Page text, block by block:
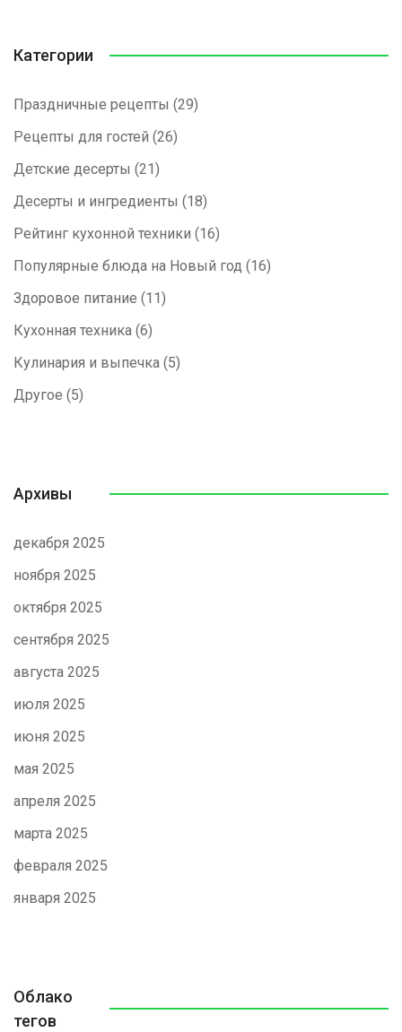
Категории
Праздничные рецепты (29)
Рецепты для гостей (26)
Детские десерты (21)
Десерты и ингредиенты (18)
Рейтинг кухонной техники (16)
Популярные блюда на Новый год (16)
Здоровое питание (11)
Кухонная техника (6)
Кулинария и выпечка (5)
Другое (5)
Архивы
декабря 2025
ноября 2025
октября 2025
сентября 2025
августа 2025
июля 2025
июня 2025
мая 2025
апреля 2025
марта 2025
февраля 2025
января 2025
Облако
тегов